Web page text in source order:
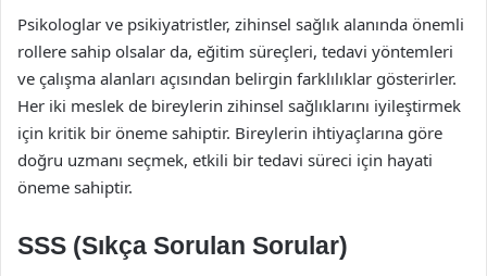
Psikologlar ve psikiyatristler, zihinsel sağlık alanında önemli
rollere sahip olsalar da, eğitim süreçleri, tedavi yöntemleri
ve çalışma alanları açısından belirgin farklılıklar gösterirler.
Her iki meslek de bireylerin zihinsel sağlıklarını iyileştirmek
için kritik bir öneme sahiptir. Bireylerin ihtiyaçlarına göre
doğru uzmanı seçmek, etkili bir tedavi süreci için hayati
öneme sahiptir.
SSS (Sıkça Sorulan Sorular)